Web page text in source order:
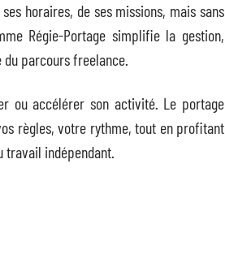
horaires, de ses missions, mais sans
Régie-Portage simplifie la gestion,
parcours freelance.
ou accélérer son activité. Le portage
règles, votre rythme, tout en profitant
travail indépendant.